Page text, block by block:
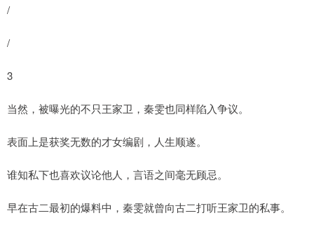
/
/
3
当然，被曝光的不只王家卫，秦雯也同样陷入争议。
表面上是获奖无数的才女编剧，人生顺遂。
谁知私下也喜欢议论他人，言语之间毫无顾忌。
早在古二最初的爆料中，秦雯就曾向古二打听王家卫的私事。